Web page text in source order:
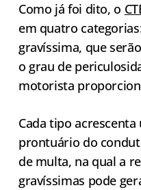
Como já foi dito, o
em quatro
gravíssima, que
o grau de
motorista
Cada tipo
prontuário do
de multa, na qual a
gravíssimas pode